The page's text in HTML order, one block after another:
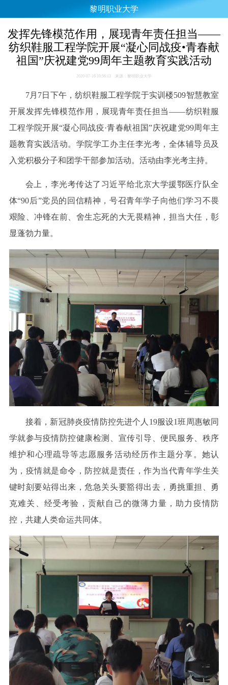
黎明职业大学
发挥先锋模范作用，展现青年责任担当——
纺织鞋服工程学院开展“凝心同战疫•青春献
祖国”庆祝建党99周年主题教育实践活动
2020-07-16 10:56:13 来源：黎明职业大学
7月7日下午，纺织鞋服工程学院于实训楼509智慧教室
开展发挥先锋模范作用，展现青年责任担当——纺织鞋服
工程学院开展“凝心同战疫·青春献祖国”庆祝建党99周年主
题教育实践活动。学院学工办主任李光考，全体辅导员及
入党积极分子和团学干部参加活动。活动由李光考主持。
会上，李光考传达了习近平给北京大学援鄂医疗队全
体“90后”党员的回信精神，号召青年学子向他们学习不畏
艰险、冲锋在前、舍生忘死的大无畏精神，担当大任，彰
显蓬勃力量。
接着，新冠肺炎疫情防控先进个人19服设1班周惠敏同
学就参与疫情防控健康检测、宣传引导、便民服务、秩序
维护和心理疏导等志愿服务活动经历作主题分享。她认
为，疫情就是命令，防控就是责任，作为当代青年学生关
键时刻要站得出来，危急关头要豁得出去，勇挑重担、勇
克难关、经受考验，贡献自己的微薄力量，助力疫情防
控，共建人类命运共同体。